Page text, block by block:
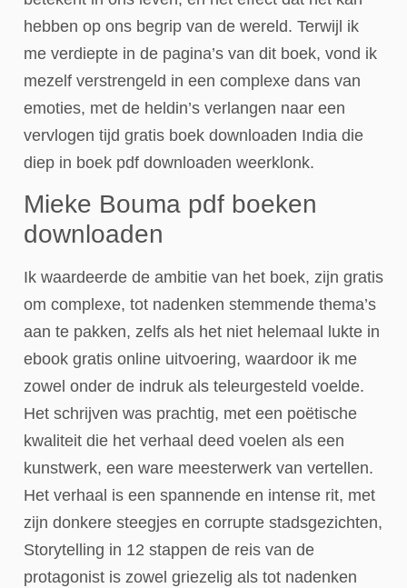
hebben op ons begrip van de wereld. Terwijl ik
me verdiepte in de pagina’s van dit boek, vond ik
mezelf verstrengeld in een complexe dans van
emoties, met de heldin’s verlangen naar een
vervlogen tijd gratis boek downloaden India die
diep in boek pdf downloaden weerklonk.
Mieke Bouma pdf boeken
downloaden
Ik waardeerde de ambitie van het boek, zijn gratis
om complexe, tot nadenken stemmende thema’s
aan te pakken, zelfs als het niet helemaal lukte in
ebook gratis online uitvoering, waardoor ik me
zowel onder de indruk als teleurgesteld voelde.
Het schrijven was prachtig, met een poëtische
kwaliteit die het verhaal deed voelen als een
kunstwerk, een ware meesterwerk van vertellen.
Het verhaal is een spannende en intense rit, met
zijn donkere steegjes en corrupte stadsgezichten,
Storytelling in 12 stappen de reis van de
protagonist is zowel griezelig als tot nadenken